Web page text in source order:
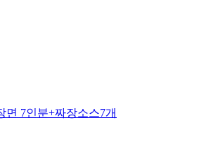
면 7인분+짜장소스7개